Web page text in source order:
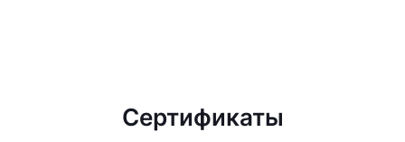
Сертификаты